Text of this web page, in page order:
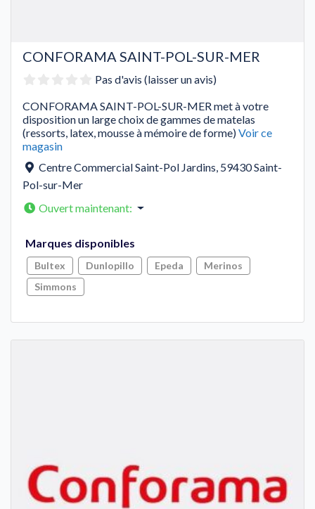
CONFORAMA SAINT-POL-SUR-MER
Pas d'avis (laisser un avis)
CONFORAMA SAINT-POL-SUR-MER met à votre
disposition un large choix de gammes de matelas
(ressorts, latex, mousse à mémoire de forme)Voir ce
magasin
Centre Commercial Saint-Pol Jardins, 59430Saint-
Pol-sur-Mer
Ouvert maintenant:
Marques disponibles
Bultex Dunlopillo Epeda
Merinos
Simmons